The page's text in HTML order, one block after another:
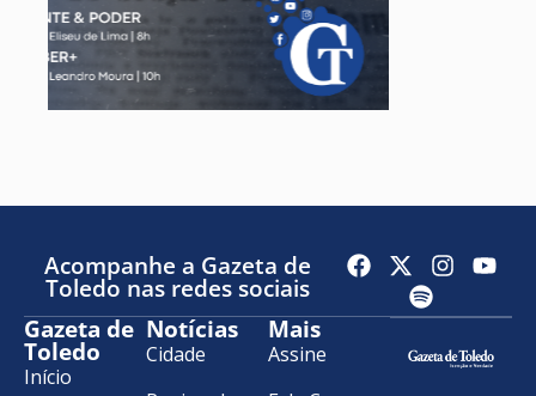
Acompanhe a Gazeta de
Toledo nas redes sociais
Gazeta de
Toledo
Início
Notícias
Cidade
Mais
Assine